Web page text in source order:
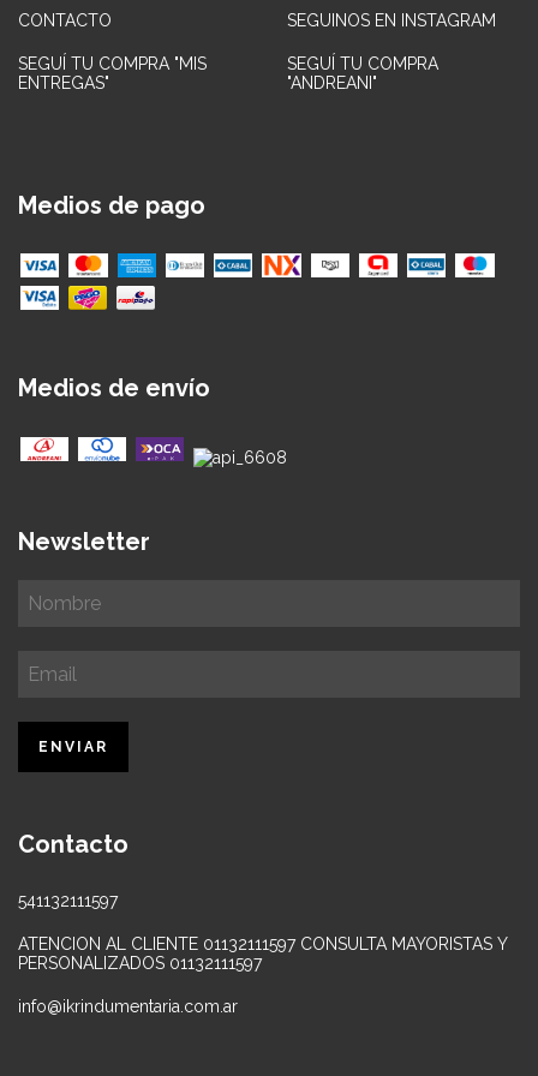
CONTACTO SEGUINOS EN INSTAGRAM
SEGUÍ TU COMPRA "MIS
ENTREGAS"
SEGUÍ TU COMPRA
"ANDREANI"
Medios de pago
Medios de envío
Newsletter
Contacto
541132111597
ATENCION AL CLIENTE 01132111597 CONSULTA MAYORISTAS Y
PERSONALIZADOS 01132111597
info@ikrindumentaria.com.ar